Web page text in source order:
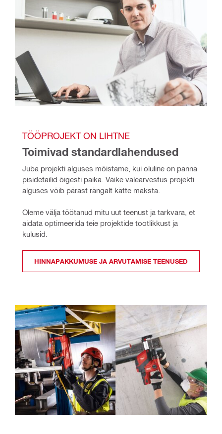
TÖÖPROJEKT ON LIHTNE
Toimivad standardlahendused
Juba projekti alguses mõistame, kui oluline on panna
pisidetailid õigesti paika. Väike valearvestus projekti
alguses võib pärast rängalt kätte maksta.
Oleme välja töötanud mitu uut teenust ja tarkvara, et
aidata optimeerida teie projektide tootlikkust ja
kulusid.
HINNAPAKKUMUSE JA ARVUTAMISE TEENUSED